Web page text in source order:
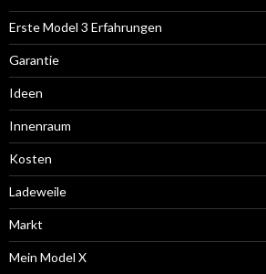
Erste Model 3 Erfahrungen
Garantie
Ideen
Innenraum
Kosten
Ladeweile
Markt
Mein Model X